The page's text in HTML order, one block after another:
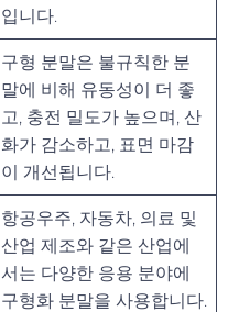
입니다.
구형 분말은 불규칙한 분
말에 비해 유동성이 더 좋
고, 충전 밀도가 높으며, 산
화가 감소하고, 표면 마감
이 개선됩니다.
항공우주, 자동차, 의료 및
산업 제조와 같은 산업에
서는 다양한 응용 분야에
구형화 분말을 사용합니다.